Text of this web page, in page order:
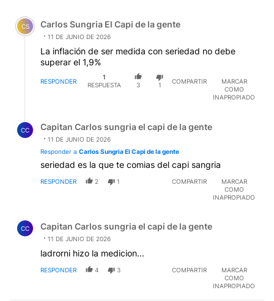
Comentario de Carlos Sungria El Capi de la gente.
CS Carlos Sungria El Capi de la gente
11 DE JUNIO DE 2026
La inflación de ser medida con seriedad no debe
superar el 1,9%
RESPONDER
1
RESPUESTA
3 1
COMPARTIR
MARCAR
COMO
INAPROPIADO
CC Capitan Carlos sungria el capi de la gente
11 DE JUNIO DE 2026
Responder a Carlos Sungria El Capi de la gente
seriedad es la que te comias del capi sangria
RESPONDER 2 1 COMPARTIR
MARCAR
COMO
INAPROPIADO
CC Capitan Carlos sungria el capi de la gente
11 DE JUNIO DE 2026
ladrorni hizo la medicion...
RESPONDER 4 3 COMPARTIR
MARCAR
COMO
INAPROPIADO